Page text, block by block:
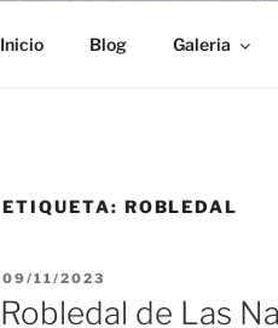
Inicio Blog Galeria
ETIQUETA: ROBLEDAL
PUBLICADO
EL
09/11/2023
Robledal de Las